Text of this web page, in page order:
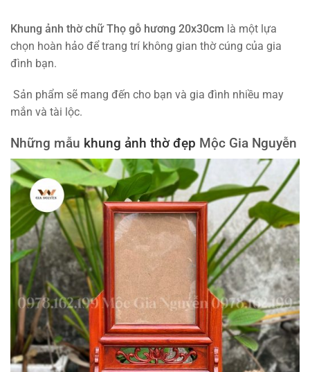
Khung ảnh thờ chữ Thọ gỗ hương 20x30cm là một lựa
chọn hoàn hảo để trang trí không gian thờ cúng của gia
đình bạn.
Sản phẩm sẽ mang đến cho bạn và gia đình nhiều may
mắn và tài lộc.
Những mẫu khung ảnh thờ đẹp Mộc Gia Nguyễn